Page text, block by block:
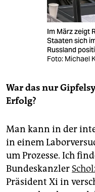
Im März zeigt
Staaten sich
Russland
Foto: Michael
War das nur
Erfolg?
Man kann in der
in einem
um Prozesse. Ich
Bundeskanzler
Präsident Xi in